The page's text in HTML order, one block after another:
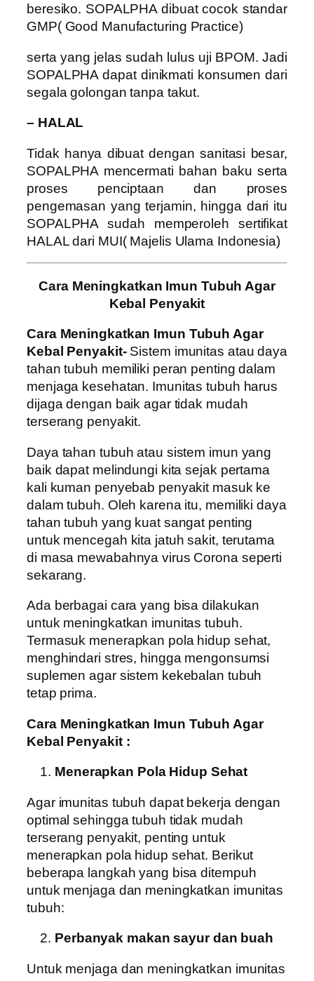
beresiko. SOPALPHA dibuat cocok standar
GMP( Good Manufacturing Practice)
serta yang jelas sudah lulus uji BPOM. Jadi
SOPALPHA dapat dinikmati konsumen dari
segala golongan tanpa takut.
– HALAL
Tidak hanya dibuat dengan sanitasi besar,
SOPALPHA mencermati bahan baku serta
proses penciptaan dan proses
pengemasan yang terjamin, hingga dari itu
SOPALPHA sudah memperoleh sertifikat
HALAL dari MUI( Majelis Ulama Indonesia)
Cara Meningkatkan Imun Tubuh Agar
Kebal Penyakit
Cara Meningkatkan Imun Tubuh Agar
Kebal Penyakit- Sistem imunitas atau daya
tahan tubuh memiliki peran penting dalam
menjaga kesehatan. Imunitas tubuh harus
dijaga dengan baik agar tidak mudah
terserang penyakit.
Daya tahan tubuh atau sistem imun yang
baik dapat melindungi kita sejak pertama
kali kuman penyebab penyakit masuk ke
dalam tubuh. Oleh karena itu, memiliki daya
tahan tubuh yang kuat sangat penting
untuk mencegah kita jatuh sakit, terutama
di masa mewabahnya virus Corona seperti
sekarang.
Ada berbagai cara yang bisa dilakukan
untuk meningkatkan imunitas tubuh.
Termasuk menerapkan pola hidup sehat,
menghindari stres, hingga mengonsumsi
suplemen agar sistem kekebalan tubuh
tetap prima.
Cara Meningkatkan Imun Tubuh Agar
Kebal Penyakit :
Menerapkan Pola Hidup Sehat
Agar imunitas tubuh dapat bekerja dengan
optimal sehingga tubuh tidak mudah
terserang penyakit, penting untuk
menerapkan pola hidup sehat. Berikut
beberapa langkah yang bisa ditempuh
untuk menjaga dan meningkatkan imunitas
tubuh:
Perbanyak makan sayur dan buah
Untuk menjaga dan meningkatkan imunitas